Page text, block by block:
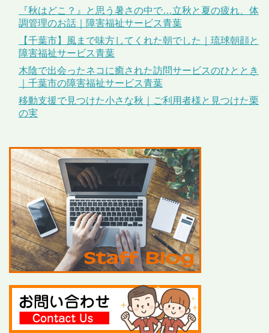
『秋はどこ？』と思う暑さの中で…立秋と夏の疲れ、体
調管理のお話｜障害福祉サービス青葉
【千葉市】風まで味方してくれた朝でした｜琉球朝顔と
障害福祉サービス青葉
木陰で出会ったネコに癒された訪問サービスのひととき
｜千葉市の障害福祉サービス青葉
移動支援で見つけた小さな秋｜ご利用者様と見つけた栗
の実